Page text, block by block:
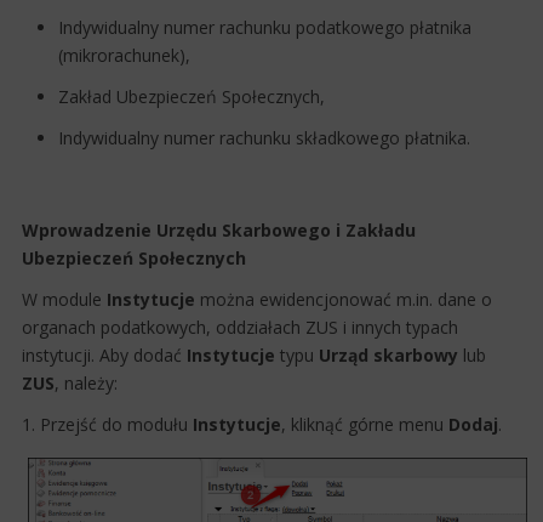
Indywidualny numer rachunku podatkowego płatnika
(mikrorachunek),
Zakład Ubezpieczeń Społecznych,
Indywidualny numer rachunku składkowego płatnika.
Wprowadzenie Urzędu Skarbowego i Zakładu
Ubezpieczeń Społecznych
W module Instytucje można ewidencjonować m.in. dane o
organach podatkowych, oddziałach ZUS i innych typach
instytucji. Aby dodać Instytucje typu Urząd skarbowy lub
ZUS, należy:
1. Przejść do modułu Instytucje, kliknąć górne menu Dodaj.